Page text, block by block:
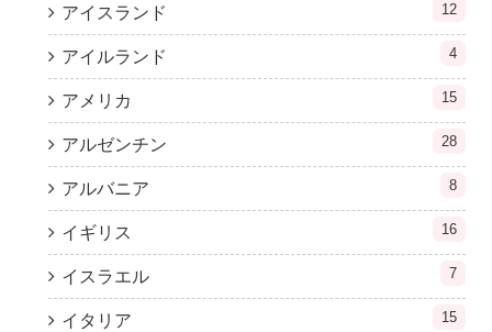
アイスランド 12
アイルランド 4
アメリカ 15
アルゼンチン 28
アルバニア 8
イギリス 16
イスラエル 7
イタリア 15